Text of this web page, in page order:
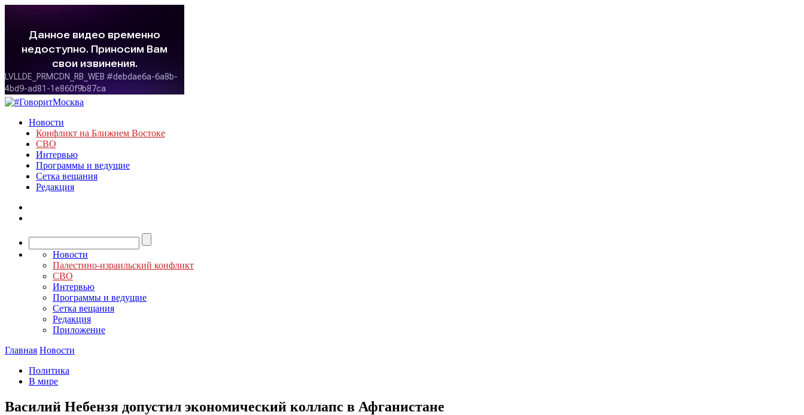
Новости
Конфликт на Ближнем Востоке
СВО
Интервью
Программы и ведущие
Сетка вещания
Редакция
Новости
Палестино-израильский конфликт
СВО
Интервью
Программы и ведущие
Сетка вещания
Редакция
Приложение
Главная Новости
Политика
В мире
Василий Небензя допустил экономический коллапс в Афганистане